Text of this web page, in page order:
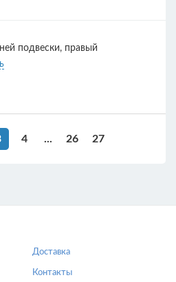
подвески, правый
4 ... 26 27
Доставка
Контакты